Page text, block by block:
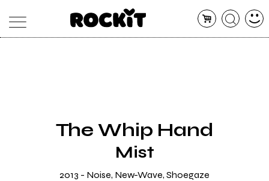
SHOPThe Whip Hand
Mist
2013 - Noise, New-Wave, Shoegaze